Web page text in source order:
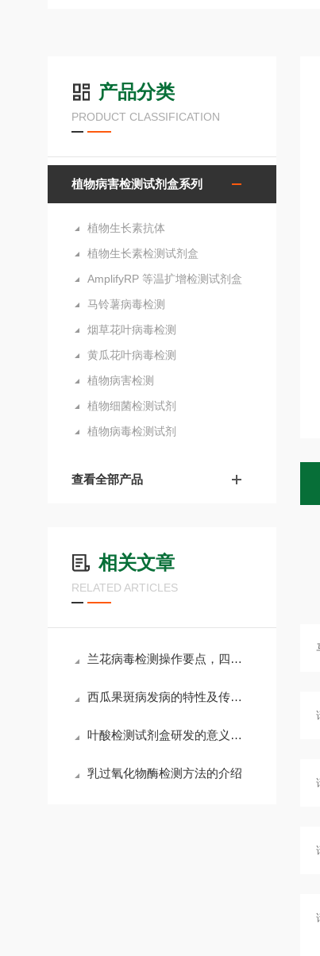
产品分类
PRODUCT CLASSIFICATION
植物病害检测试剂盒系列
植物生长素抗体
植物生长素检测试剂盒
AmplifyRP 等温扩增检测试剂盒
马铃薯病毒检测
烟草花叶病毒检测
黄瓜花叶病毒检测
植物病害检测
植物细菌检测试剂
植物病毒检测试剂
查看全部产品
相关文章
RELATED ARTICLES
兰花病毒检测操作要点，四步探秘
西瓜果斑病发病的特性及传播途径、发病条件
叶酸检测试剂盒研发的意义和使用情况
乳过氧化物酶检测方法的介绍